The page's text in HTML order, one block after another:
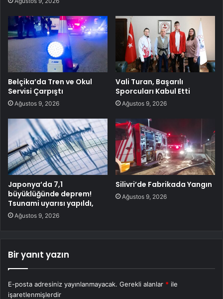
Belçika’da Tren ve Okul
Servisi Çarpıştı
Ağustos 9, 2026
Vali Turan, Başarılı
Sporcuları Kabul Etti
Ağustos 9, 2026
Japonya’da 7,1
büyüklüğünde deprem!
Tsunami uyarısı yapıldı,
Ağustos 9, 2026
Silivri’de Fabrikada Yangın
Ağustos 9, 2026
Bir yanıt yazın
E-posta adresiniz yayınlanmayacak. Gerekli alanlar * ile
işaretlenmişlerdir